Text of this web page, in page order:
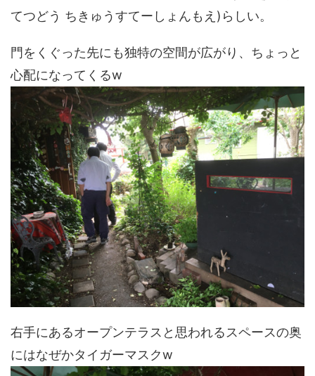
てつどう ちきゅうすてーしょんもえ)らしい。
門をくぐった先にも独特の空間が広がり、ちょっと
心配になってくるw
右手にあるオープンテラスと思われるスペースの奥
にはなぜかタイガーマスクw